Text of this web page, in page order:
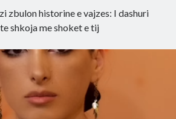
zbulon historine e vajzes: I dashuri
shkoja me shoket e tij